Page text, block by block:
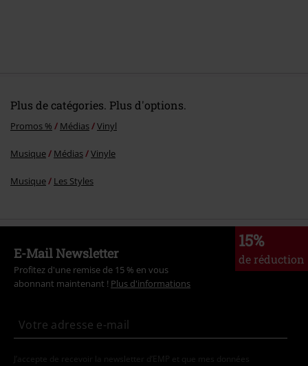
Plus de catégories. Plus d'options.
Promos % Médias Vinyl
Musique Médias Vinyle
Musique Les Styles
15%
de réduction
E-Mail Newsletter
Profitez d'une remise de 15 % en vous
abonnant maintenant ! Plus d'informations
J’accepte de recevoir la newsletter d’EMP et que mes données